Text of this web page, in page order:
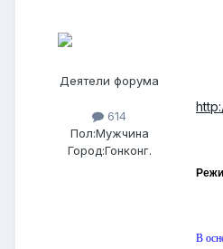
Деятели форума
614
Пол:Мужчина
Город:Гонконг.
В